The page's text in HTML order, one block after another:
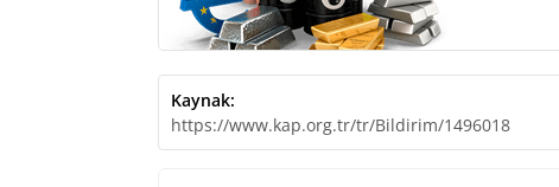
Kaynak:
https://www.kap.org.tr/tr/Bildirim/1496018